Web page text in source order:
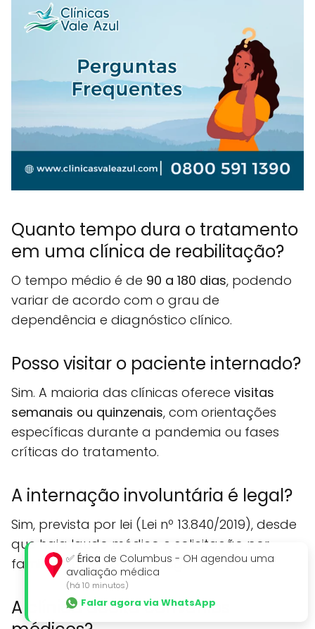
Quanto tempo dura o tratamento
em uma clínica de reabilitação?
O tempo médio é de 90 a 180 dias, podendo
variar de acordo com o grau de
dependência e diagnóstico clínico.
Posso visitar o paciente internado?
Sim. A maioria das clínicas oferece visitas
semanais ou quinzenais, com orientações
específicas durante a pandemia ou fases
críticas do tratamento.
A internação involuntária é legal?
Sim, prevista por lei (Lei nº 13.840/2019), desde
que haja laudo médico e solicitação por
familiar ou responsável legal.
A clínica aceita convênios
✅ Érica de Columbus - OH agendou uma
avaliação médica
(há 10 minutos)
Falar agora via WhatsApp